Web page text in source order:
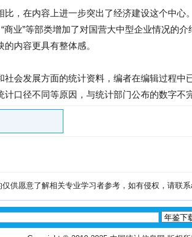
，在内容上进一步突出了经济建设这个中心
“商业”等部类增加了对国营大中型企业情况的
内容更具有整体感。
社会发展方面的统计资料，编者在编辑过程
口径不同等原因，与统计部门公布的数字不
供愿意了解相关专业学习者参考，如有侵权，请联